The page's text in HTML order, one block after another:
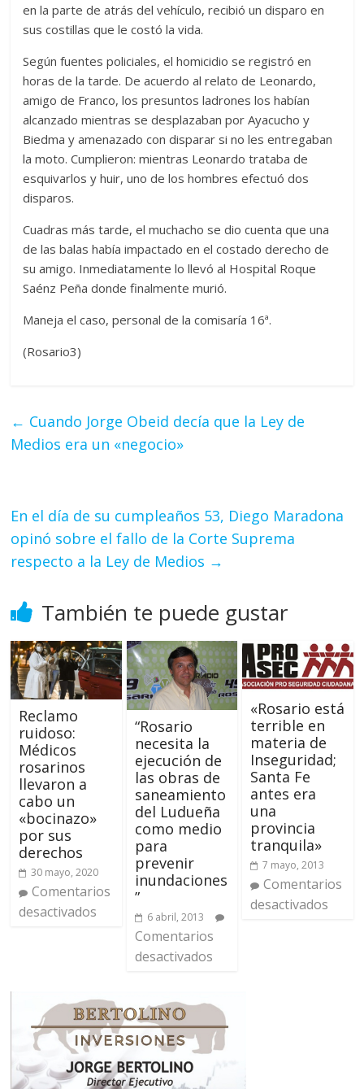
en la parte de atrás del vehículo, recibió un disparo en
sus costillas que le costó la vida.
Según fuentes policiales, el homicidio se registró en
horas de la tarde. De acuerdo al relato de Leonardo,
amigo de Franco, los presuntos ladrones los habían
alcanzado mientras se desplazaban por Ayacucho y
Biedma y amenazado con disparar si no les entregaban
la moto. Cumplieron: mientras Leonardo trataba de
esquivarlos y huir, uno de los hombres efectuó dos
disparos.
Cuadras más tarde, el muchacho se dio cuenta que una
de las balas había impactado en el costado derecho de
su amigo. Inmediatamente lo llevó al Hospital Roque
Saénz Peña donde finalmente murió.
Maneja el caso, personal de la comisaría 16ª.
(Rosario3)
← Cuando Jorge Obeid decía que la Ley de
Medios era un «negocio»
En el día de su cumpleaños 53, Diego Maradona
opinó sobre el fallo de la Corte Suprema
respecto a la Ley de Medios →
También te puede gustar
Reclamo
ruidoso:
Médicos
rosarinos
llevaron a
cabo un
«bocinazo»
por sus
derechos
30 mayo, 2020
Comentarios
desactivados
“Rosario
necesita la
ejecución de
las obras de
saneamiento
del Ludueña
como medio
para
prevenir
inundaciones
”
6 abril, 2013
Comentarios
desactivados
«Rosario está
terrible en
materia de
Inseguridad;
Santa Fe
antes era
una
provincia
tranquila»
7 mayo, 2013
Comentarios
desactivados